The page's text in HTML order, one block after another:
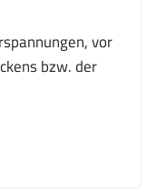
vor
bzw. der